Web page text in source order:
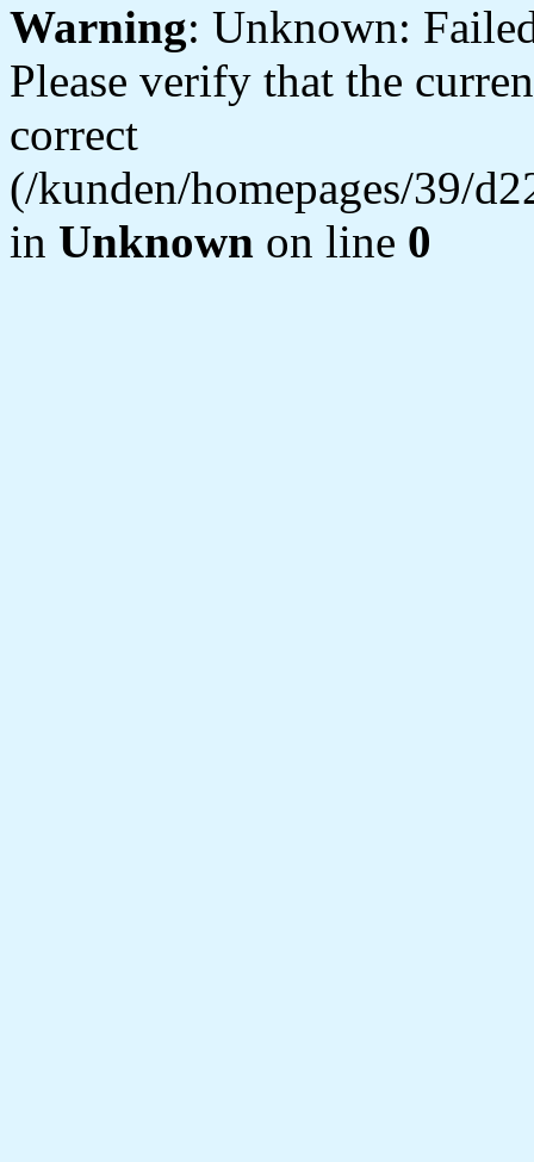
Warning: Unknown:
Please verify that the
correct
(/kunden/homepages/39/
in Unknown on line 0